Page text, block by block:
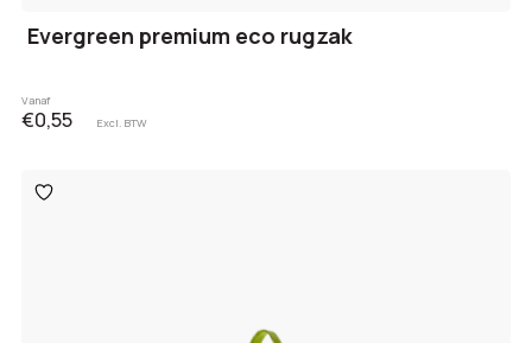
Evergreen premium eco rugzak
Vanaf
€0,55 Excl. BTW
Toevoegen
aan